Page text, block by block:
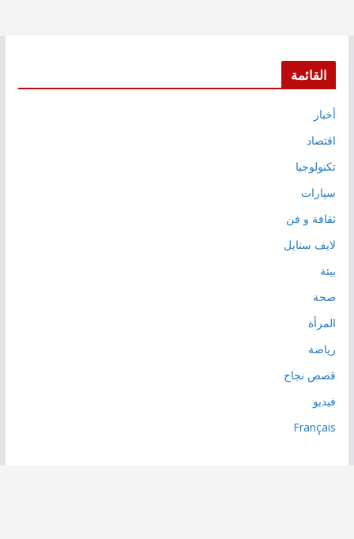
القائمة
أخبار
اقتصاد
تكنولوجيا
سيارات
ثقافة و فن
لايف ستايل
بيئة
صحة
المرأة
رياضة
قصص نجاح
فيديو
Français